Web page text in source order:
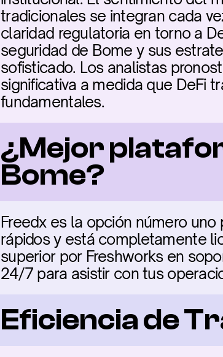
tradicionales se integran cada
claridad regulatoria en torno a
seguridad de Bome y sus
sofisticado. Los analistas
significativa a medida que DeFi
fundamentales.
¿Mejor
Bome?
Freedx es la opción número
rápidos y está completamente
superior por Freshworks en
24/7 para asistir con tus
Eficiencia de